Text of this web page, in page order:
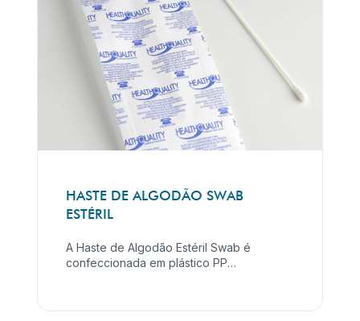
HASTE DE ALGODÃO SWAB
ESTÉRIL
A Haste de Algodão Estéril Swab é
confeccionada em plástico PP